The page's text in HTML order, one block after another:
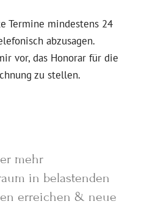
Termine mindestens 24
abzusagen.
vor, das Honorar für die
zu stellen.
mehr
in belastenden
erreichen & neue